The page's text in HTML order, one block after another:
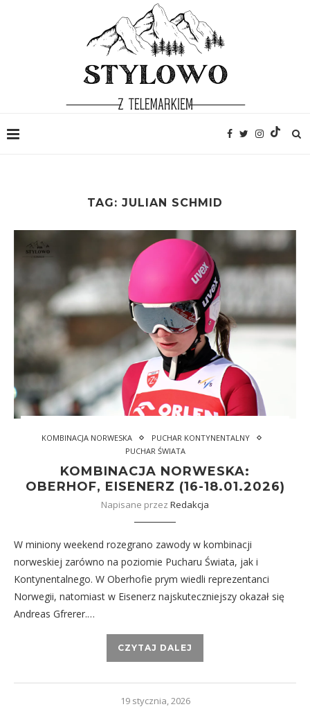
TAG: JULIAN SCHMID
KOMBINACJA NORWESKA
PUCHAR KONTYNENTALNY
PUCHAR ŚWIATA
KOMBINACJA NORWESKA:
OBERHOF, EISENERZ (16-18.01.2026)
Napisane przez Redakcja
W miniony weekend rozegrano zawody w kombinacji
norweskiej zarówno na poziomie Pucharu Świata, jak i
Kontynentalnego. W Oberhofie prym wiedli reprezentanci
Norwegii, natomiast w Eisenerz najskuteczniejszy okazał się
Andreas Gfrerer.…
CZYTAJ DALEJ
19 stycznia, 2026